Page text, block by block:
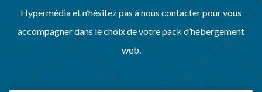
Hypermédia et n’hésitez pas à nous contacter pour vous
accompagner dans le choix de votre pack d’hébergement
web.